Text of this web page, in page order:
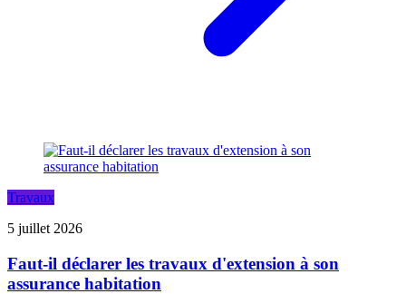
Travaux
5 juillet 2026
Faut-il déclarer les travaux d'extension à son
assurance habitation